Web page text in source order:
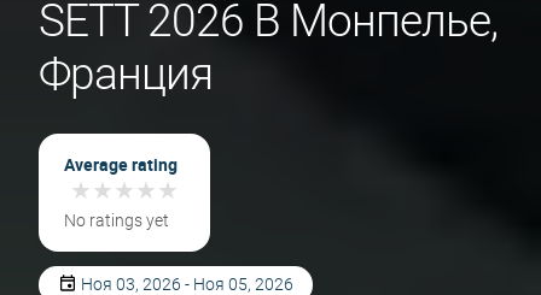
SETT 2026 В Монпелье,
Франция
Average rating
★★★★★
★★★★★
No ratings yet
Ноя 03, 2026 - Ноя 05, 2026